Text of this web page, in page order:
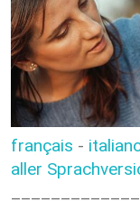
français -
aller